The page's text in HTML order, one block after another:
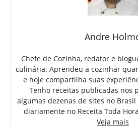
Andre
Chefe de Cozinha, redator e
culinária. Aprendeu a cozinhar
e hoje compartilha suas
Tenho receitas publicadas nos
algumas dezenas de sites no
diariamente no Receita Toda
Veja mais